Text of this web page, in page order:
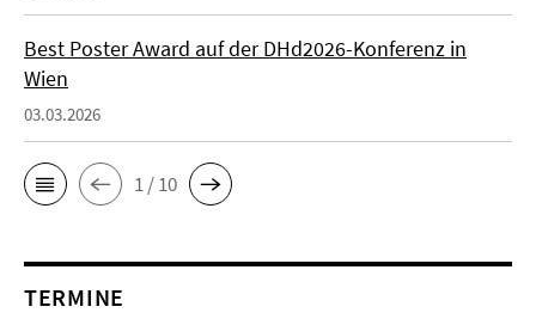
Best Poster Award auf der DHd2026-Konferenz in
Wien
03.03.2026
1 / 10
TERMINE